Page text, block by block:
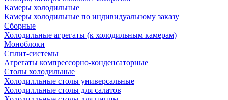
Камеры холодильные
Камеры холодильные по индивидуальному заказу
Сборные
Холодильные агрегаты (к холодильным камерам)
Моноблоки
Сплит-системы
Агрегаты компрессорно-конденсаторные
Столы холодильные
Холодилльные столы универсальные
Холодилльные столы для салатов